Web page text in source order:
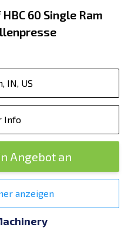
60 Single Ram
IN, US
Info
Angebot an
anzeigen